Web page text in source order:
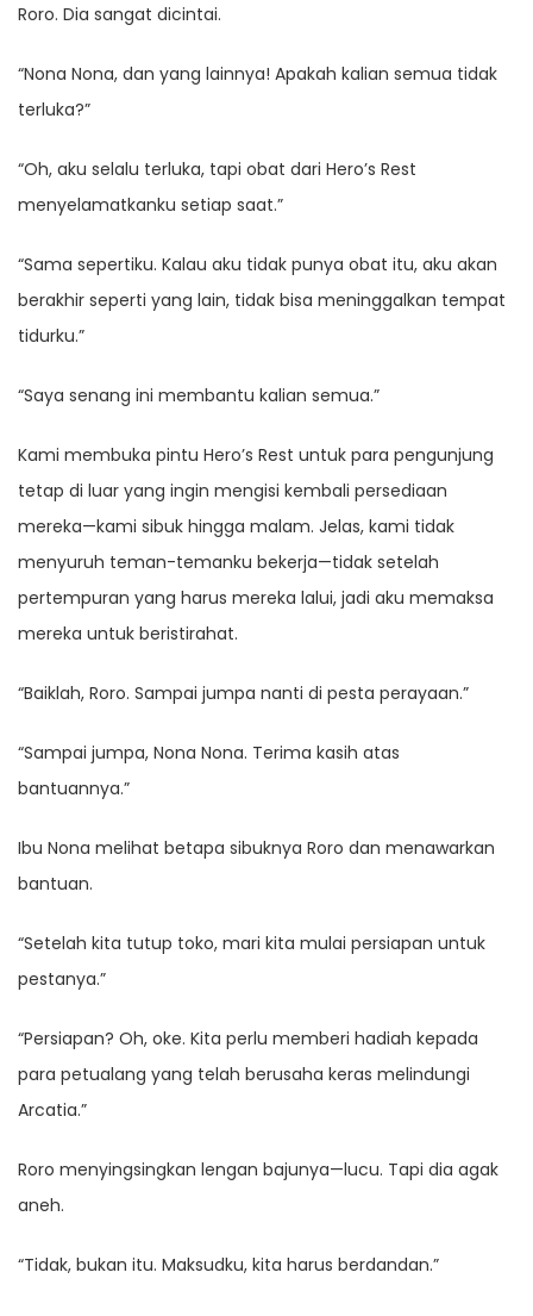
Roro. Dia sangat dicintai.
“Nona Nona, dan yang lainnya! Apakah kalian semua tidak
terluka?”
“Oh, aku selalu terluka, tapi obat dari Hero’s Rest
menyelamatkanku setiap saat.”
“Sama sepertiku. Kalau aku tidak punya obat itu, aku akan
berakhir seperti yang lain, tidak bisa meninggalkan tempat
tidurku.”
“Saya senang ini membantu kalian semua.”
Kami membuka pintu Hero’s Rest untuk para pengunjung
tetap di luar yang ingin mengisi kembali persediaan
mereka—kami sibuk hingga malam. Jelas, kami tidak
menyuruh teman-temanku bekerja—tidak setelah
pertempuran yang harus mereka lalui, jadi aku memaksa
mereka untuk beristirahat.
“Baiklah, Roro. Sampai jumpa nanti di pesta perayaan.”
“Sampai jumpa, Nona Nona. Terima kasih atas
bantuannya.”
Ibu Nona melihat betapa sibuknya Roro dan menawarkan
bantuan.
“Setelah kita tutup toko, mari kita mulai persiapan untuk
pestanya.”
“Persiapan? Oh, oke. Kita perlu memberi hadiah kepada
para petualang yang telah berusaha keras melindungi
Arcatia.”
Roro menyingsingkan lengan bajunya—lucu. Tapi dia agak
aneh.
“Tidak, bukan itu. Maksudku, kita harus berdandan.”